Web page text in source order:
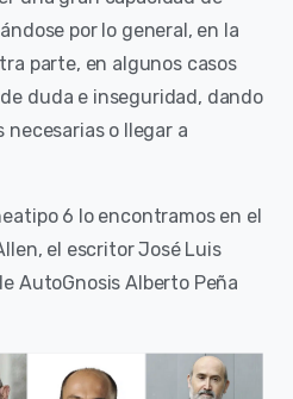
por lo general, en la
parte, en algunos casos
duda e inseguridad, dando
necesarias o llegar a
6 lo encontramos en el
el escritor José Luis
AutoGnosis Alberto Peña